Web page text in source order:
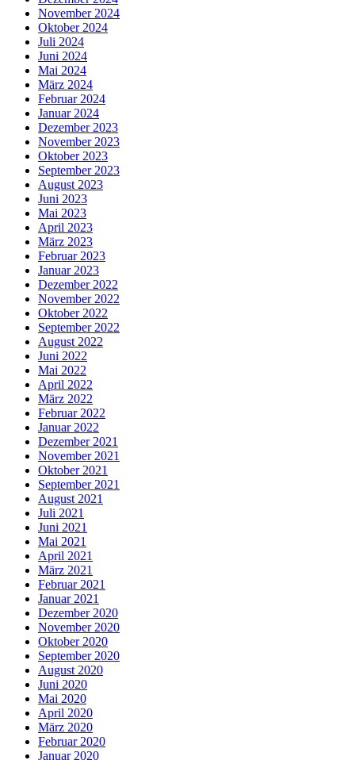
November 2024
Oktober 2024
Juli 2024
Juni 2024
Mai 2024
März 2024
Februar 2024
Januar 2024
Dezember 2023
November 2023
Oktober 2023
September 2023
August 2023
Juni 2023
Mai 2023
April 2023
März 2023
Februar 2023
Januar 2023
Dezember 2022
November 2022
Oktober 2022
September 2022
August 2022
Juni 2022
Mai 2022
April 2022
März 2022
Februar 2022
Januar 2022
Dezember 2021
November 2021
Oktober 2021
September 2021
August 2021
Juli 2021
Juni 2021
Mai 2021
April 2021
März 2021
Februar 2021
Januar 2021
Dezember 2020
November 2020
Oktober 2020
September 2020
August 2020
Juni 2020
Mai 2020
April 2020
März 2020
Februar 2020
Januar 2020